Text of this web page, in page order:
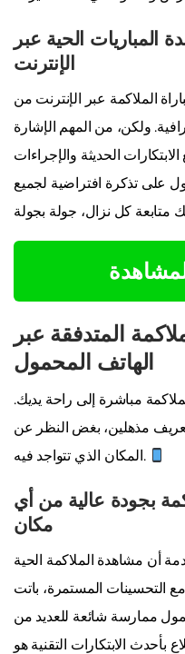
المباريات الحية عبر
الإنترنت
الملاكمة عبر الإنترنت من
ولكن، من المهم الإشارة
الحديثة والإجراءات
على تذكرة افتراضية لجميع
المتدفقة عبر
الهاتف المحمول
مباشرة إلى راحة يديك.
مذهلين، بغض النظر عن
المكان الذي تتواجد فيه.
بجودة عالية من أي
مكان
أن مشاهدة الملاكمة الحية
التحسينات المستمرة، باتت
ممارسة شائعة للعديد من
بأحدث الابتكارات التقنية هو